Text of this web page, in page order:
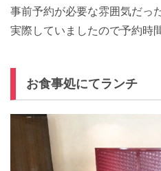
事前予約が必要な雰囲気だっ
実際していましたので予約時
お食事処にてランチ